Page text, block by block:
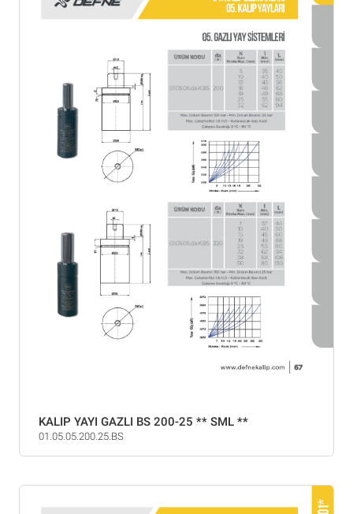
KALIP YAYI GAZLI BS 200-25 ** SML **
01.05.05.200.25.BS